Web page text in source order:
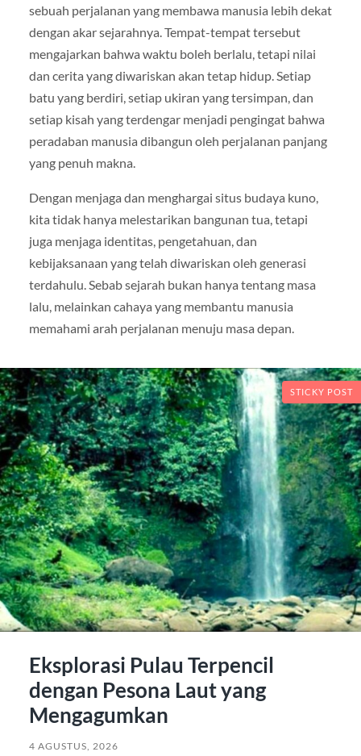
sebuah perjalanan yang membawa manusia lebih dekat
dengan akar sejarahnya. Tempat-tempat tersebut
mengajarkan bahwa waktu boleh berlalu, tetapi nilai
dan cerita yang diwariskan akan tetap hidup. Setiap
batu yang berdiri, setiap ukiran yang tersimpan, dan
setiap kisah yang terdengar menjadi pengingat bahwa
peradaban manusia dibangun oleh perjalanan panjang
yang penuh makna.
Dengan menjaga dan menghargai situs budaya kuno,
kita tidak hanya melestarikan bangunan tua, tetapi
juga menjaga identitas, pengetahuan, dan
kebijaksanaan yang telah diwariskan oleh generasi
terdahulu. Sebab sejarah bukan hanya tentang masa
lalu, melainkan cahaya yang membantu manusia
memahami arah perjalanan menuju masa depan.
STICKY POST
Eksplorasi Pulau Terpencil
dengan Pesona Laut yang
Mengagumkan
4 AGUSTUS, 2026